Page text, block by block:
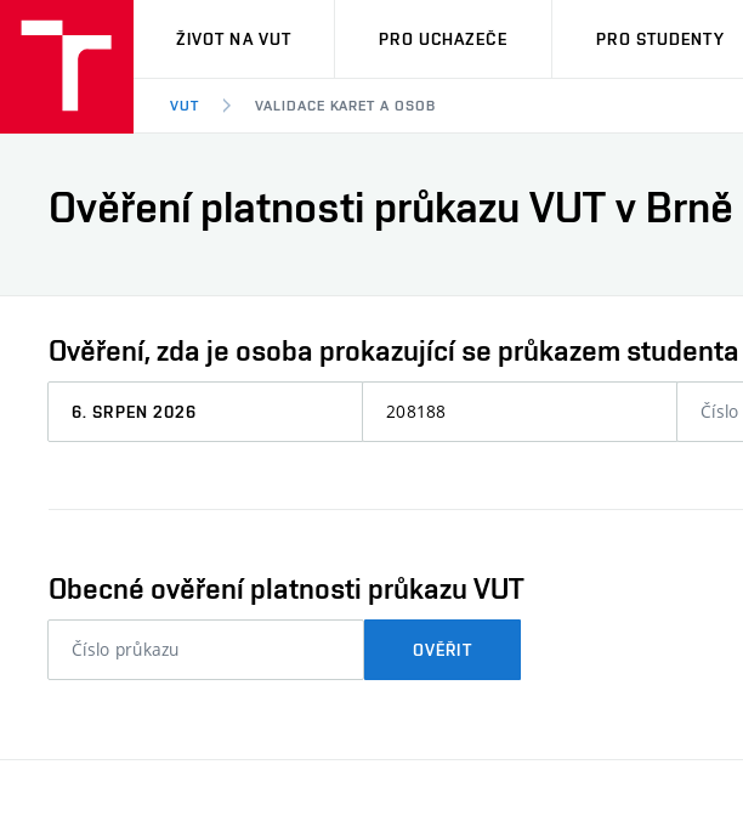
VUT
ŽIVOT NA VUT PRO UCHAZEČE PRO STUDENTY
VUT VALIDACE KARET A OSOB
Ověření platnosti průkazu VUT v Brně
Ověření, zda je osoba prokazující se průkazem
číslo
číslo
Obecné ověření platnosti průkazu VUT
číslo
OVĚŘIT